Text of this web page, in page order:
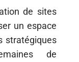
de sites
un espace
stratégiques
de